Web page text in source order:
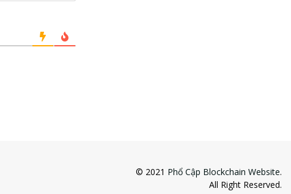
© 2021 Phổ Cập Blockchain Website.
All Right Reserved.